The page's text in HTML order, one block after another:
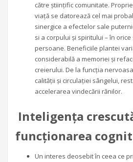
către științific comunitate.
viață se datorează cel mai
sinergice a efectelor sale
si a corpului și spiritului – în
persoane. Beneficiile plantei
considerabilă a memoriei și
creierului. De la funcția
calității și circulației sângelui,
accelerarea vindecării rănilor.
Inteligența
funcționarea
Un interes deosebit în ceea ce